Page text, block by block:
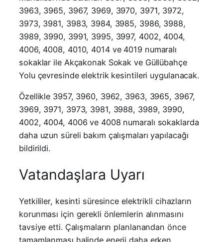
3963, 3965, 3967, 3969, 3970, 3971, 3972,
3973, 3981, 3983, 3984, 3985, 3986, 3988,
3989, 3990, 3991, 3995, 3997, 4002, 4004,
4006, 4008, 4010, 4014 ve 4019 numaralı
sokaklar ile Akçakonak Sokak ve Güllübahçe
Yolu çevresinde elektrik kesintileri uygulanacak.
Özellikle 3957, 3960, 3962, 3963, 3965, 3967,
3969, 3971, 3973, 3981, 3988, 3989, 3990,
4002, 4004, 4006 ve 4008 numaralı sokaklarda
daha uzun süreli bakım çalışmaları yapılacağı
bildirildi.
Vatandaşlara Uyarı
Yetkililer, kesinti süresince elektrikli cihazların
korunması için gerekli önlemlerin alınmasını
tavsiye etti. Çalışmaların planlanandan önce
tamamlanması halinde enerji daha erken